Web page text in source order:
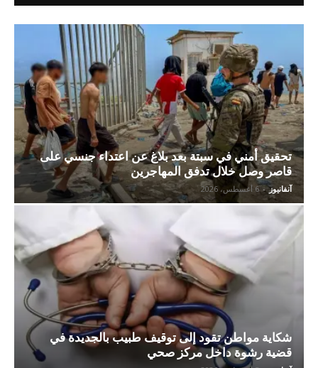
تحقيق أمني في سبتة بعد بلاغ عن اعتداء جنسي على
قاصر وصل خلال تدفق المهاجرين
آنفانيوز - 6 أغسطس، 2026
شكاية مواطن تقود إلى توقيف طبيب بالجديدة في
قضية رشوة داخل مركز صحي